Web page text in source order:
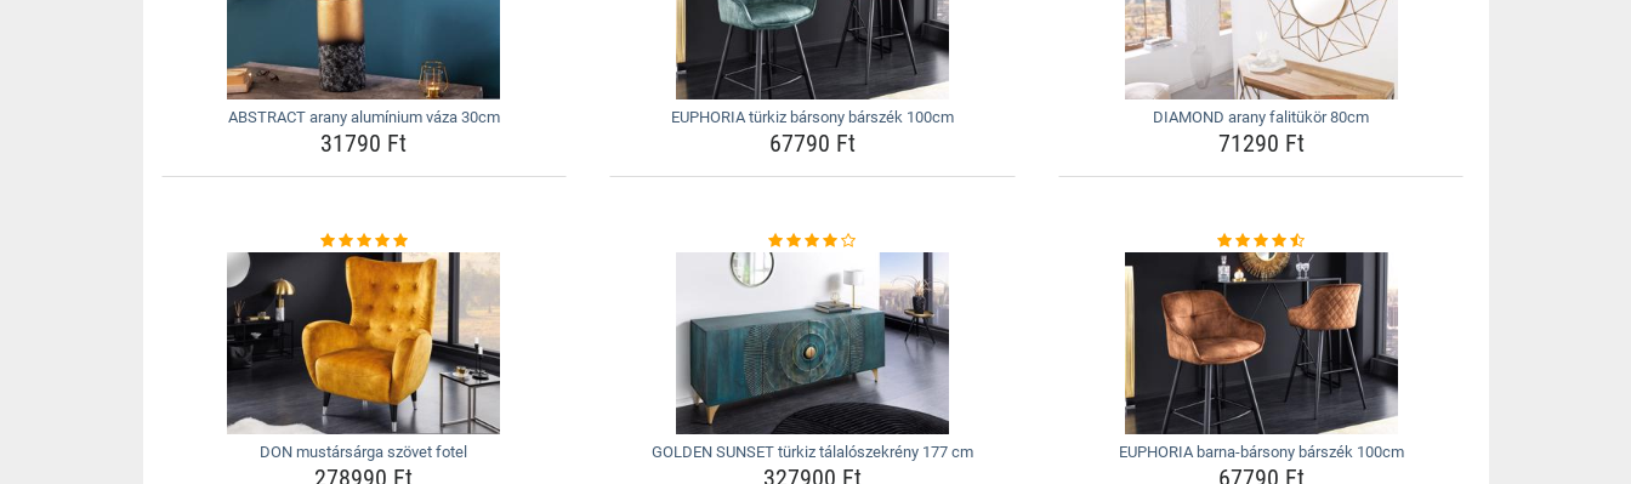
ABSTRACT arany alumínium váza 30cm
31790 Ft
EUPHORIA türkiz bársony bárszék 100cm
67790 Ft
DIAMOND arany falitükör 80cm
71290 Ft
DON mustársárga szövet fotel
278990 Ft
GOLDEN SUNSET türkiz tálalószekrény 177 cm
327900 Ft
EUPHORIA barna-bársony bárszék 100cm
67790 Ft